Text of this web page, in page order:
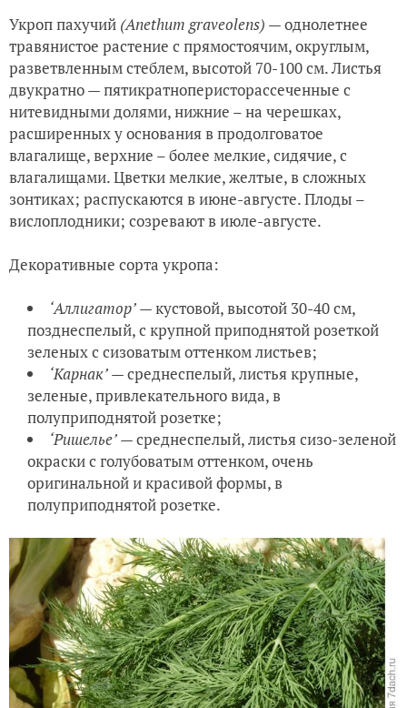
Укроп пахучий (Anethum graveolens) — однолетнее
травянистое растение с прямостоячим, округлым,
разветвленным стеблем, высотой 70-100 см. Листья
двукратно — пятикратноперисторассеченные с
нитевидными долями, нижние – на черешках,
расширенных у основания в продолговатое
влагалище, верхние – более мелкие, сидячие, с
влагалищами. Цветки мелкие, желтые, в сложных
зонтиках; распускаются в июне-августе. Плоды –
вислоплодники; созревают в июле-августе.
Декоративные сорта укропа:
‘Аллигатор’— кустовой, высотой 30-40 см,
позднеспелый, с крупной приподнятой розеткой
зеленых с сизоватым оттенком листьев;
‘Карнак’— среднеспелый, листья крупные,
зеленые, привлекательного вида, в
полуприподнятой розетке;
‘Ришелье’— среднеспелый, листья сизо-зеленой
окраски с голубоватым оттенком, очень
оригинальной и красивой формы, в
полуприподнятой розетке.